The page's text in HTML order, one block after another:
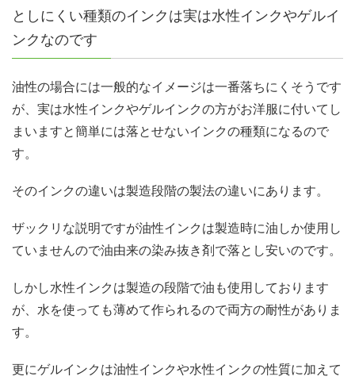
としにくい種類のインクは実は水性インクやゲルイ
ンクなのです
油性の場合には一般的なイメージは一番落ちにくそうです
が、実は水性インクやゲルインクの方がお洋服に付いてし
まいますと簡単には落とせないインクの種類になるので
す。
そのインクの違いは製造段階の製法の違いにあります。
ザックリな説明ですが油性インクは製造時に油しか使用し
ていませんので油由来の染み抜き剤で落とし安いのです。
しかし水性インクは製造の段階で油も使用しております
が、水を使っても薄めて作られるので両方の耐性がありま
す。
更にゲルインクは油性インクや水性インクの性質に加えて